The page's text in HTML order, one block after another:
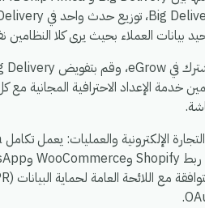
العملاء بحيث يرى كلا النظامين
خدمة الإعداد الاحترافية